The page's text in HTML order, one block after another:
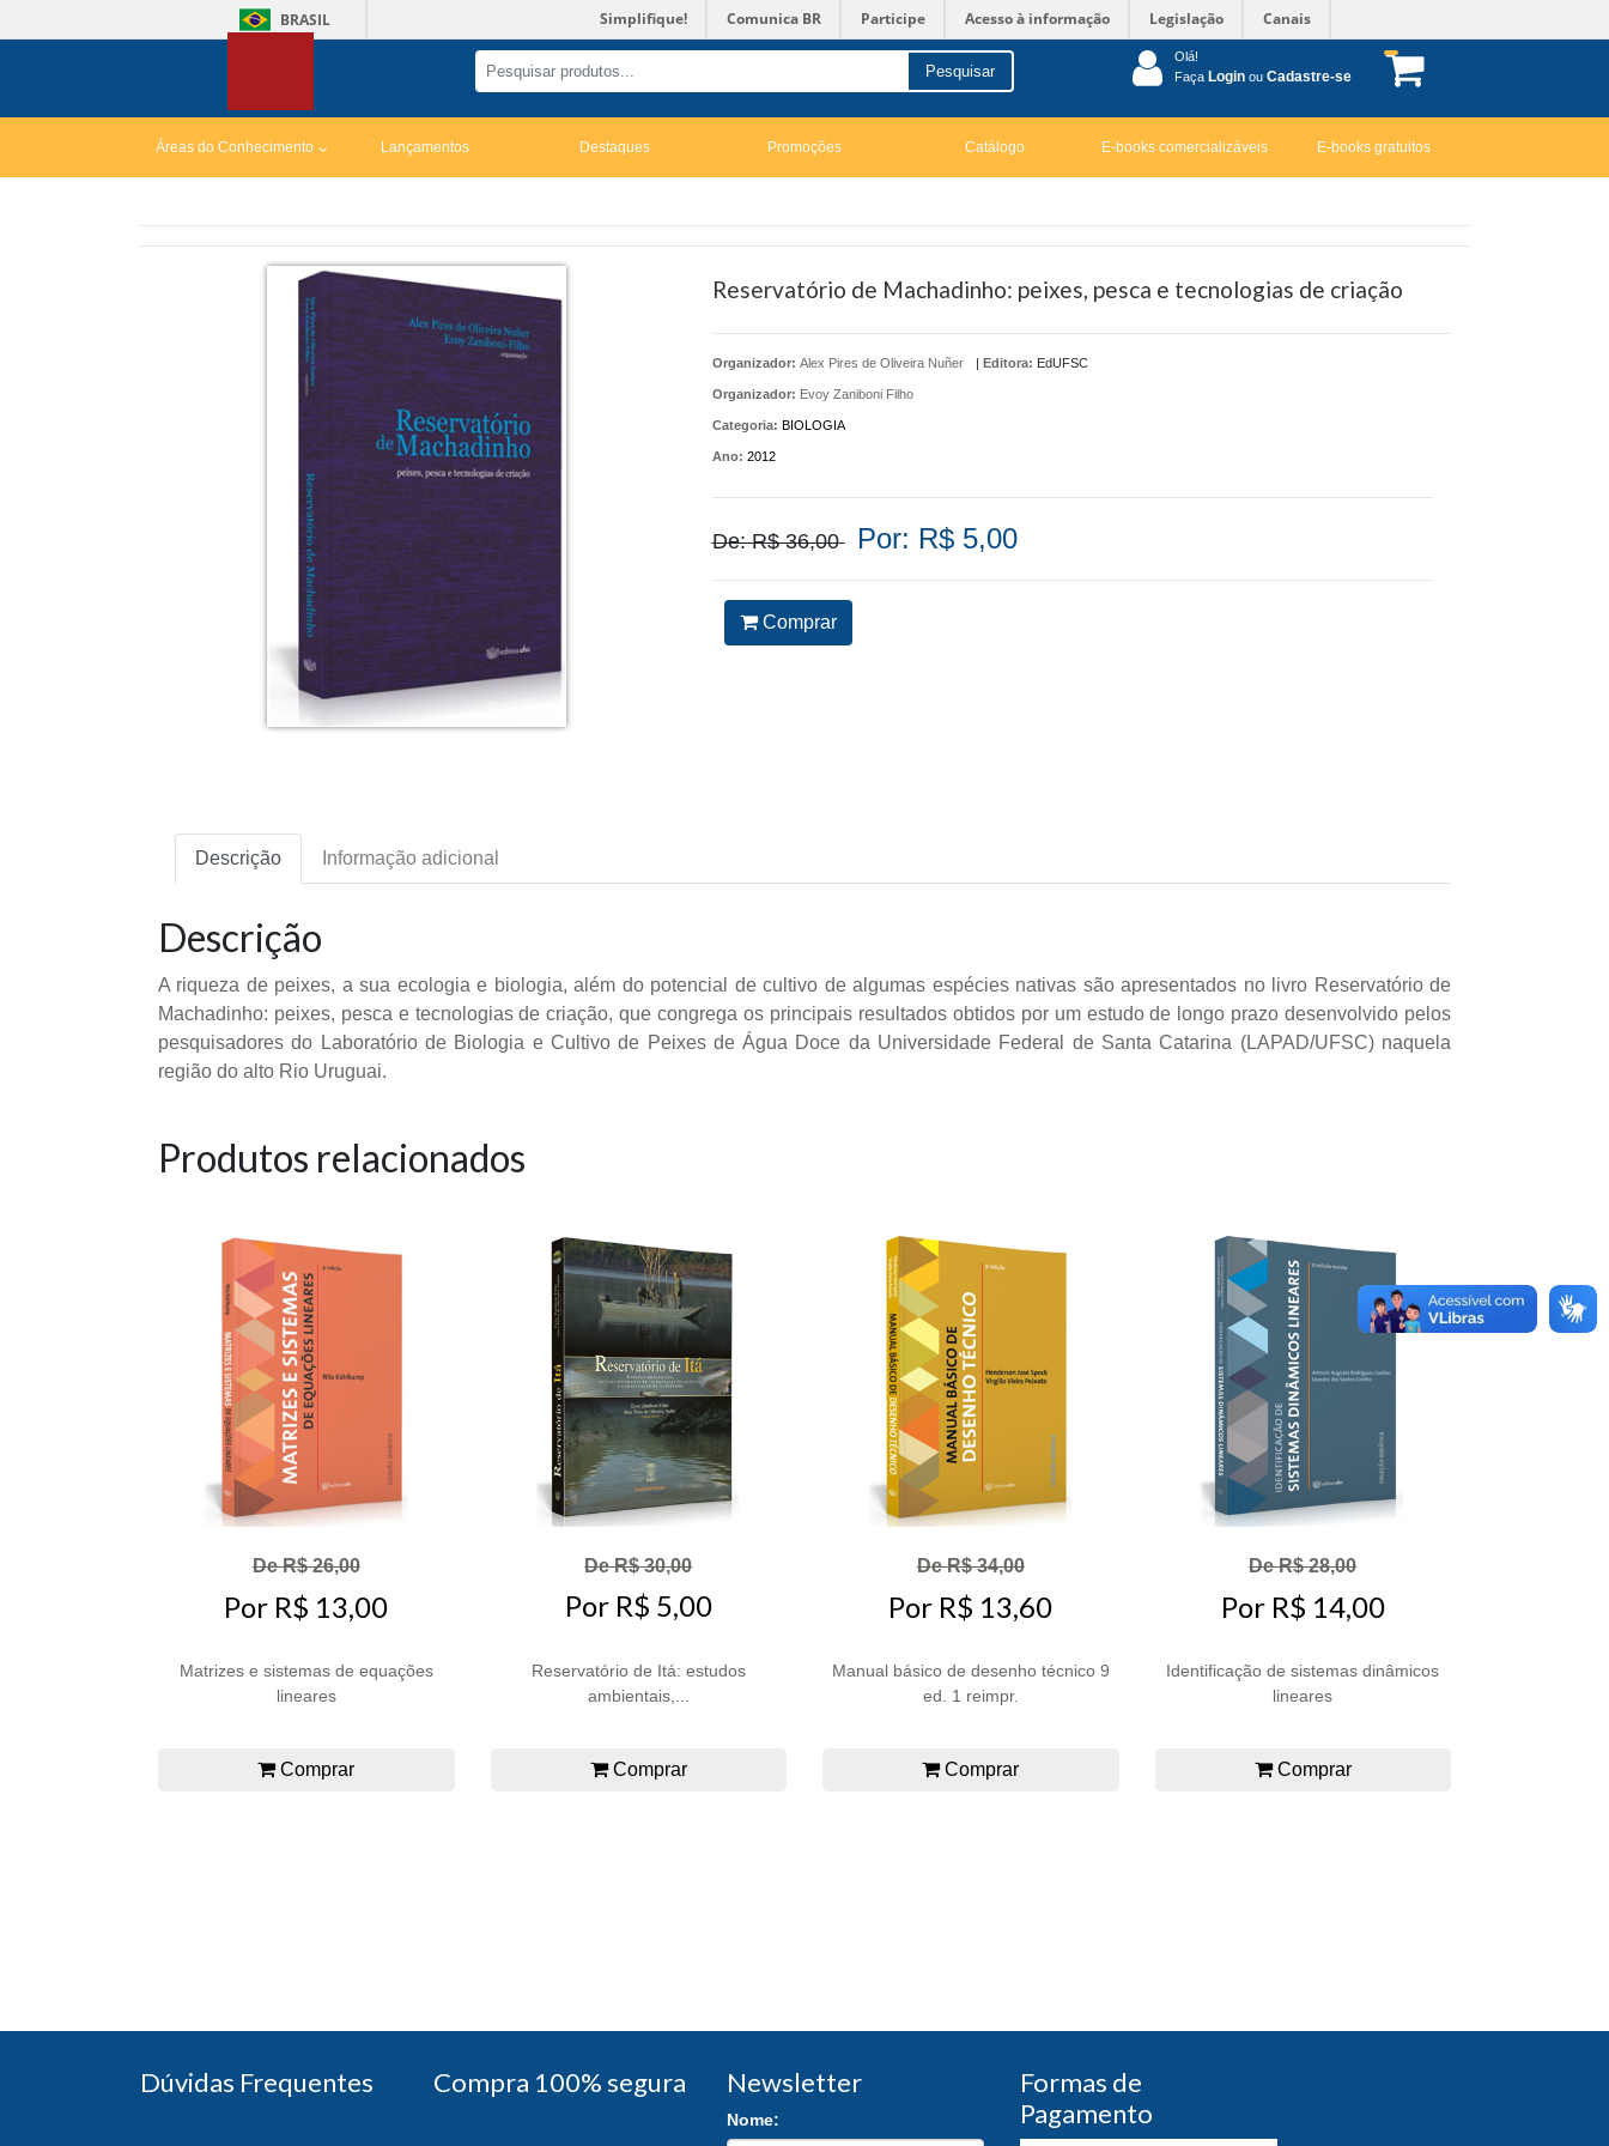
BRASIL Simplifique! Comunica BR Participe Acesso à informação Legislação Canais
Pesquisar
Olá!
Faça Login ou Cadastre-se
Áreas do Conhecimento Lançamentos Destaques Promoções Catálogo E-books comercializáveis E-books gratuitos
Reservatório de Machadinho: peixes, pesca e tecnologias de criação
Organizador: Alex Pires de Oliveira Nuñer
Organizador: Evoy Zaniboni Filho
| Editora: EdUFSC
Categoria: BIOLOGIA
Ano: 2012
De: R$ 36,00 Por: R$ 5,00
Comprar
Descrição Informação adicional
Descrição
A riqueza de peixes, a sua ecologia e biologia, além do potencial de cultivo de algumas espécies nativas são apresentados no livro Reservatório de
Machadinho: peixes, pesca e tecnologias de criação, que congrega os principais resultados obtidos por um estudo de longo prazo desenvolvido pelos
pesquisadores do Laboratório de Biologia e Cultivo de Peixes de Água Doce da Universidade Federal de Santa Catarina (LAPAD/UFSC) naquela
região do alto Rio Uruguai.
Produtos relacionados
De R$ 26,00
Por R$ 13,00
Matrizes e sistemas de equações
lineares
Comprar
De R$ 30,00
Por R$ 5,00
Reservatório de Itá: estudos
ambientais,...
Comprar
De R$ 34,00
Por R$ 13,60
Manual básico de desenho técnico 9
ed. 1 reimpr.
Comprar
De R$ 28,00
Por R$ 14,00
Identificação de sistemas dinâmicos
lineares
Comprar
Dúvidas Frequentes Compra 100% segura Newsletter
Nome:
Formas de
Pagamento